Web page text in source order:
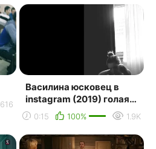
616
Василина юсковец в
instagram (2019) голая?
грудь
0:15 100% 1.9K